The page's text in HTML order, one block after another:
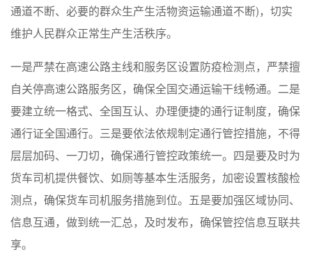
通道不断、必要的群众生产生活物资运输通道不断)，切实
维护人民群众正常生产生活秩序。
一是严禁在高速公路主线和服务区设置防疫检测点，严禁擅
自关停高速公路服务区，确保全国交通运输干线畅通。二是
要建立统一格式、全国互认、办理便捷的通行证制度，确保
通行证全国通行。三是要依法依规制定通行管控措施，不得
层层加码、一刀切，确保通行管控政策统一。四是要及时为
货车司机提供餐饮、如厕等基本生活服务，加密设置核酸检
测点，确保货车司机服务措施到位。五是要加强区域协同、
信息互通，做到统一汇总，及时发布，确保管控信息互联共
享。